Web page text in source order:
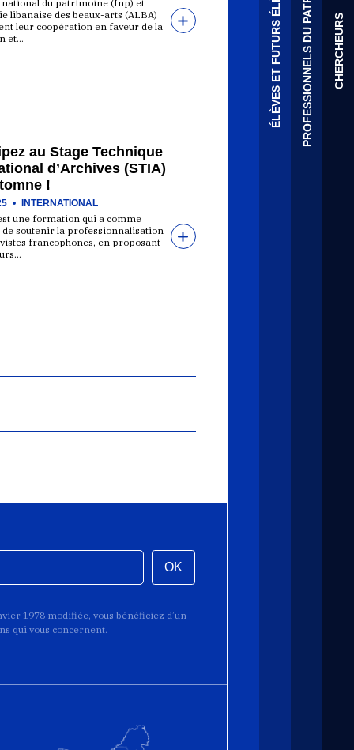
ÉLÈVES ET FUTURS ÉLÈVESPROFESSIONNELS DU PATRIMOINE CHERCHEURS
national du patrimoine (Inp) et
libanaise des beaux-arts (ALBA)
leur coopération en faveur de la
et…
au Stage Technique
d’Archives (STIA)
!
INTERNATIONAL
une formation qui a comme
soutenir la professionnalisation
francophones, en proposant
OK
1978 modifiée, vous bénéficiez d’un
qui vous concernent.